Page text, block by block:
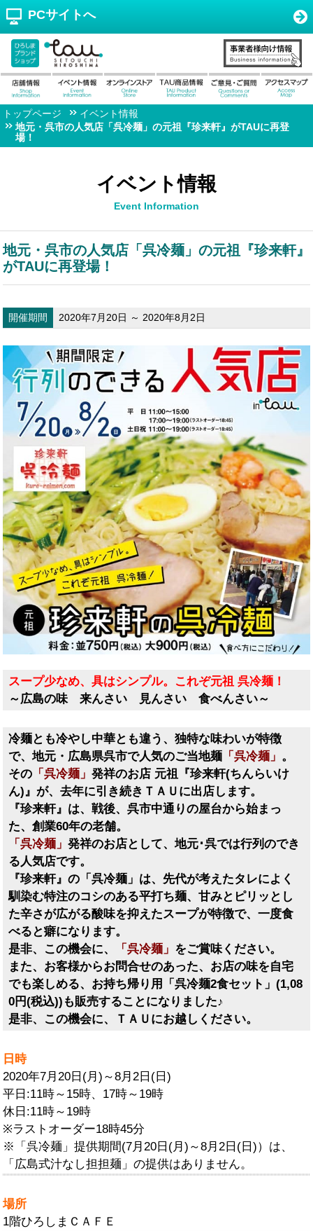
PCサイトへ
トップページ
イベント情報
地元・呉市の人気店「呉冷麺」の元祖『珍来軒』がTAUに再登
場！
イベント情報
Event Information
地元・呉市の人気店「呉冷麺」の元祖『珍来軒』
がTAUに再登場！
開催期間 2020年7月20日 ～ 2020年8月2日
スープ少なめ、具はシンプル。これぞ元祖 呉冷麺！
～広島の味 来んさい 見んさい 食べんさい～
冷麺とも冷やし中華とも違う、独特な味わいが特徴
で、地元・広島県呉市で人気のご当地麺 「呉冷麺」 。
その 「呉冷麺」 発祥のお店 元祖『珍来軒(ちんらいけ
ん)』が、去年に引き続きＴＡＵに出店します。
『珍来軒』は、戦後、呉市中通りの屋台から始まっ
た、創業60年の老舗。
「呉冷麺」 発祥のお店として、地元･呉では行列のでき
る人気店です。
『珍来軒』の「呉冷麺」は、先代が考えたタレによく
馴染む特注のコシのある平打ち麺、甘みとピリッとし
た辛さが広がる酸味を抑えたスープが特徴で、一度食
べると癖になります。
是非、この機会に、
「呉冷麺」 をご賞味ください。
また、お客様からお問合せのあった、お店の味を自宅
でも楽しめる、お持ち帰り用「呉冷麺2食セット」(1,08
0円(税込))も販売することになりました♪
是非、この機会に、ＴＡＵにお越しください。
日時
2020年7月20日(月)～8月2日(日)
平日:11時～15時、17時～19時
休日:11時～19時
※ラストオーダー18時45分
※「呉冷麺」提供期間(7月20日(月)～8月2日(日)）は、
「広島式汁なし担担麺」の提供はありません。
場所
1階ひろしまＣＡＦＥ